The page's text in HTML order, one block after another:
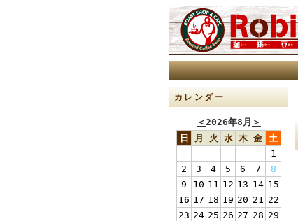
カレンダー
＜2026年8月 ＞
日
月 火 水 木 金 土
1
2
3 4 5 6 7
8
9
10 11 12 13 14 15
16 17 18 19 20 21 22
23 24 25 26 27 28 29